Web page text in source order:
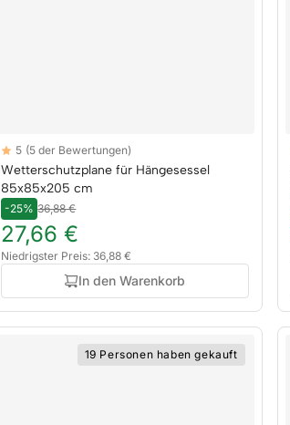
Reviews
5 out of 5 stars
5 (5 der Bewertungen)
Wetterschutzplane für Hängesessel
85x85x205 cm
-25% 36,88 €
27,66 €
Niedrigster Preis: 36,88 €
In den Warenkorb
19 Personen haben gekauft